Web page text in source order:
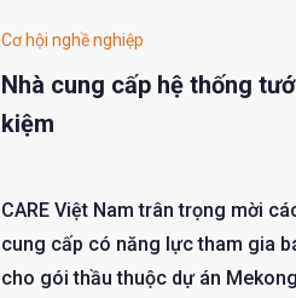
Cơ hội nghề nghiệp
Nhà cung cấp hệ thống
kiệm
CARE Việt Nam trân trọng mời
cung cấp có năng lực tham gia
cho gói thầu thuộc dự án